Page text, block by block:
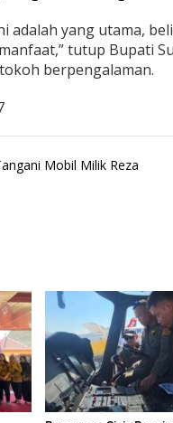
adalah yang utama,
tutup Bupati
berpengalaman.
Mobil Milik Reza